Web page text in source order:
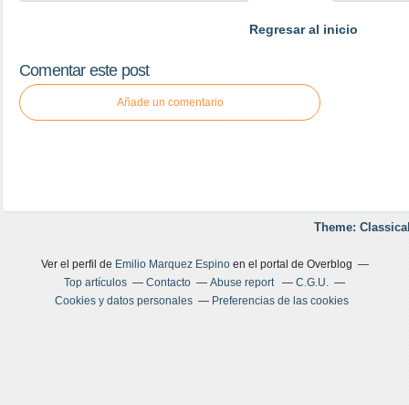
Regresar al inicio
Comentar este post
Añade un comentario
Theme:
Ver el perfil de Emilio Marquez Espinoen el portal de Overblog
Top artículos
Contacto Abuse report
C.G.U.
Cookies y datos personales
Preferencias de las cookies